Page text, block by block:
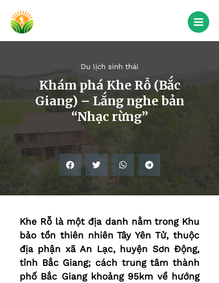
Du lịch sinh thái
Khám phá Khe Rỗ (Bắc
Giang) – Lắng nghe bản
“Nhạc rừng”
Khe Rỗ là một địa danh nằm trong Khu
bảo tồn thiên nhiên Tây Yên Tử, thuộc
địa phận xã An Lạc, huyện Sơn Động,
tỉnh Bắc Giang; cách trung tâm thành
phố Bắc Giang khoảng 95km về hướng